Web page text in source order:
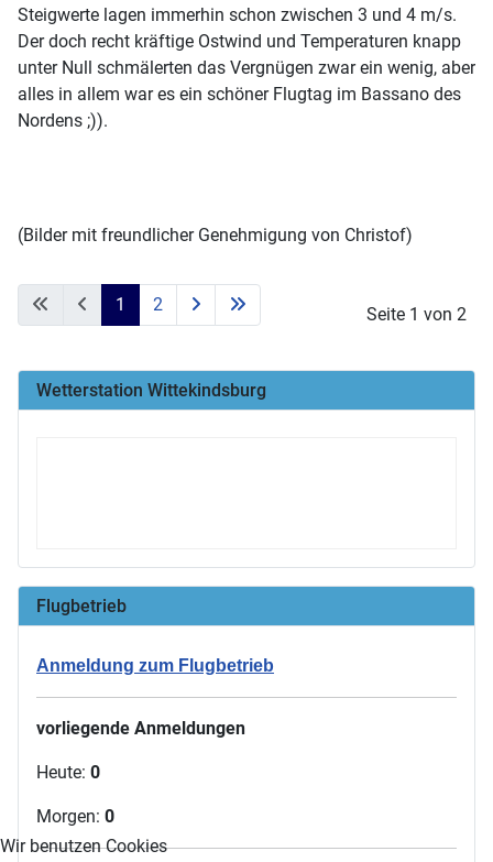
Steigwerte lagen immerhin schon zwischen 3 und 4 m/s.
Der doch recht kräftige Ostwind und Temperaturen knapp
unter Null schmälerten das Vergnügen zwar ein wenig, aber
alles in allem war es ein schöner Flugtag im Bassano des
Nordens ;)).
(Bilder mit freundlicher Genehmigung von Christof)
Seite 1 von 2
1 2
Wetterstation Wittekindsburg
Flugbetrieb
Anmeldung zum Flugbetrieb
vorliegende Anmeldungen
Heute: 0
Morgen: 0
Wir benutzen Cookies